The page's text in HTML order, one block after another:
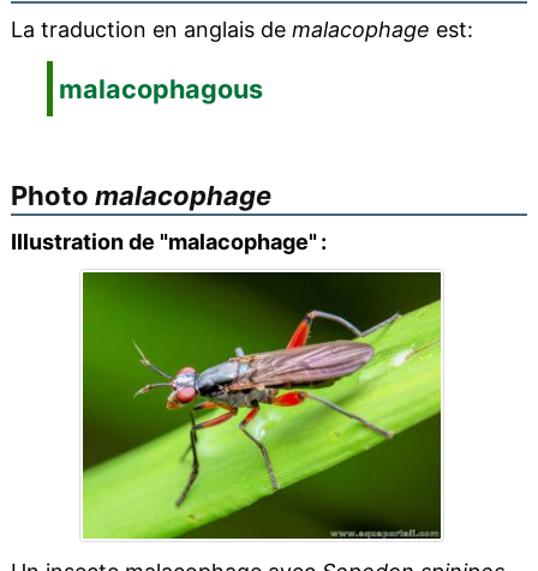
La traduction en anglais de malacophage est:
malacophagous
Photo malacophage
Illustration de "malacophage" :